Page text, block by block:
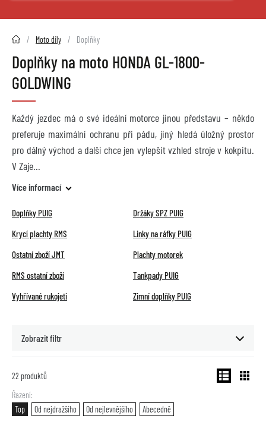
2HMOTO.cz Moto díly Doplňky
Doplňky na moto HONDA GL-1800-
GOLDWING
Každý jezdec má o své ideální motorce jinou představu – někdo
preferuje maximální ochranu při pádu, jiný hledá úložný prostor
pro dálný východ a další chce jen vylepšit vzhled stroje v kokpitu.
V Zaje
Více informací
Doplňky PUIG
Držáky SPZ PUIG
Krycí plachty RMS
Linky na ráfky PUIG
Ostatní zboží JMT
Plachty motorek
RMS ostatní zboží
Tankpady PUIG
Vyhřívané rukojeti
Zimní doplňky PUIG
Zobrazit filtr
22 produktů
Řazení
Top
Od nejdražšího Od nejlevnějšího Abecedně